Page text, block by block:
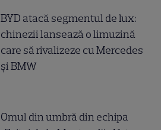
BYD atacă segmentul de lux:
chinezii lansează o limuzină
care să rivalizeze cu Mercedes
și BMW
Omul din umbră din echipa